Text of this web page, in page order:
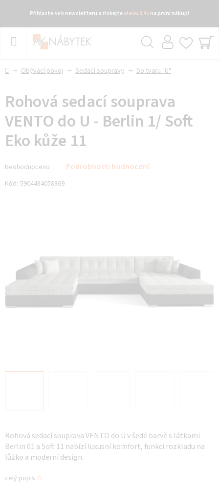
Přihlaste se k newsletteru a získejteslevu 3 % na první nákup!
Přejít
DomůObývací pokoj Sedací soupravy Do tvaru "U"
Rohová sedací souprava VENTO do U v šedé barvě s látkami
Berlin 01 a Soft 11 nabízí luxusní komfort, funkci rozkladu na
lůžko a moderní design.
celý popis
Rohová sedací souprava
VENTO do U - Berlin 1/ Soft
Eko kůže 11
hodnocení
produktu
Neohodnoceno Podrobnosti hodnocení
Kód: 5904484058869